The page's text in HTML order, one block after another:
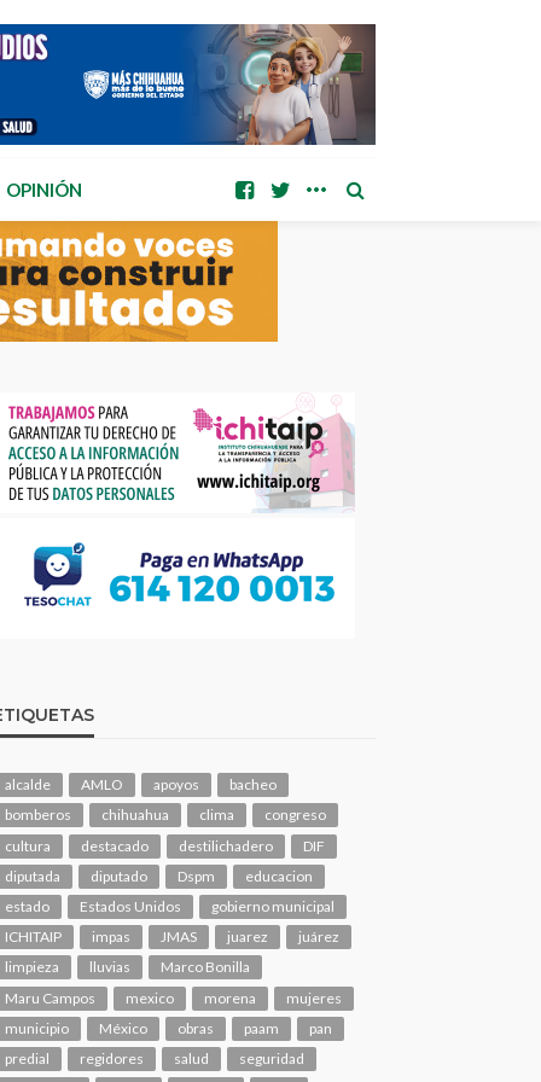
OPINIÓN
alcalde AMLO apoyos
bacheo
bomberos
chihuahua clima
congreso
cultura
destacado destilichadero
DIF
diputada
diputado Dspm
educacion
estado
Estados Unidos
gobierno municipal
ICHITAIP
impas JMAS juarez
juárez
limpieza
lluvias
Marco Bonilla
Maru Campos
mexico morena
mujeres
municipio
México obras paam
pan
predial
regidores salud
seguridad